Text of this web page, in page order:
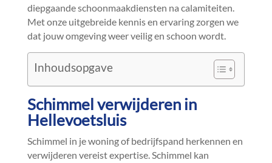
diepgaande schoonmaakdiensten na calamiteiten.​
Met onze uitgebreide kennis en ervaring zorgen we
dat jouw omgeving weer veilig en schoon wordt.​
Inhoudsopgave
Schimmel verwijderen in
Hellevoetsluis
Schimmel in je woning of bedrijfspand herkennen en
verwijderen vereist expertise.​ Schimmel kan